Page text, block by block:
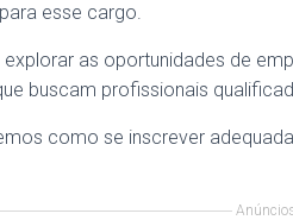
esse cargo.
explorar as oportunidades de
buscam profissionais
como se inscrever